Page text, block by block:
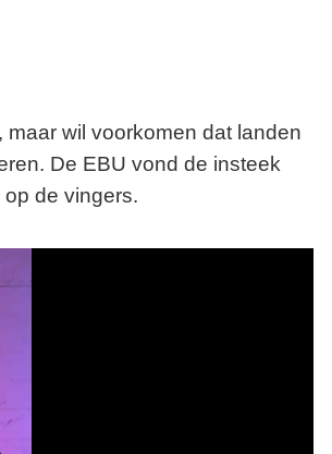
, maar wil voorkomen dat landen
De EBU vond de insteek
de vingers.